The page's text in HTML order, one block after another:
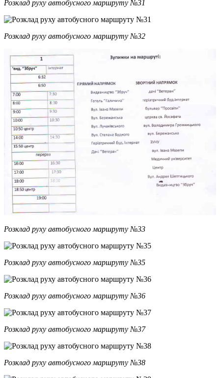
Розклад руху автобусного маршруту №31
Розклад руху автобусного маршруту №32
Розклад руху автобусного маршруту №33
Розклад руху автобусного маршруту №35
Розклад руху автобусного маршруту №36
Розклад руху автобусного маршруту №37
Розклад руху автобусного маршруту №38